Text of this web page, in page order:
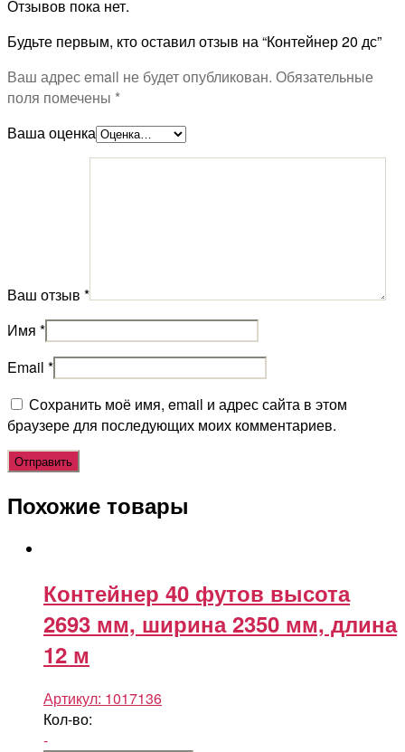
Отзывов пока нет.
Будьте первым, кто оставил отзыв на “Контейнер 20 дс”
Ваш адрес email не будет опубликован. Обязательные
поля помечены *
Ваша оценка
Ваш отзыв *
Имя *
Email *
Сохранить моё имя, email и адрес сайта в этом
браузере для последующих моих комментариев.
Похожие товары
Контейнер 40 футов высота
2693 мм, ширина 2350 мм, длина
12 м
Артикул: 1017136
Кол-во:
-